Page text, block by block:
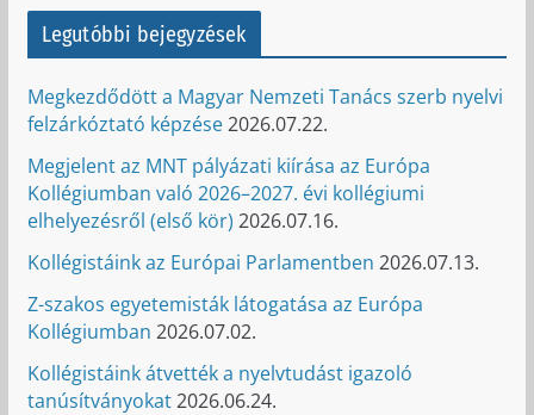
Legutóbbi bejegyzések
Megkezdődött a Magyar Nemzeti Tanács szerb nyelvi
felzárkóztató képzése2026.07.22.
Megjelent az MNT pályázati kiírása az Európa
Kollégiumban való 2026–2027. évi kollégiumi
elhelyezésről (első kör) 2026.07.16.
Kollégistáink az Európai Parlamentben 2026.07.13.
Z-szakos egyetemisták látogatása az Európa
Kollégiumban 2026.07.02.
Kollégistáink átvették a nyelvtudást igazoló
tanúsítványokat2026.06.24.